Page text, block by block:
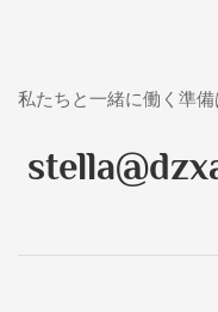
私たちと一緒に働く準